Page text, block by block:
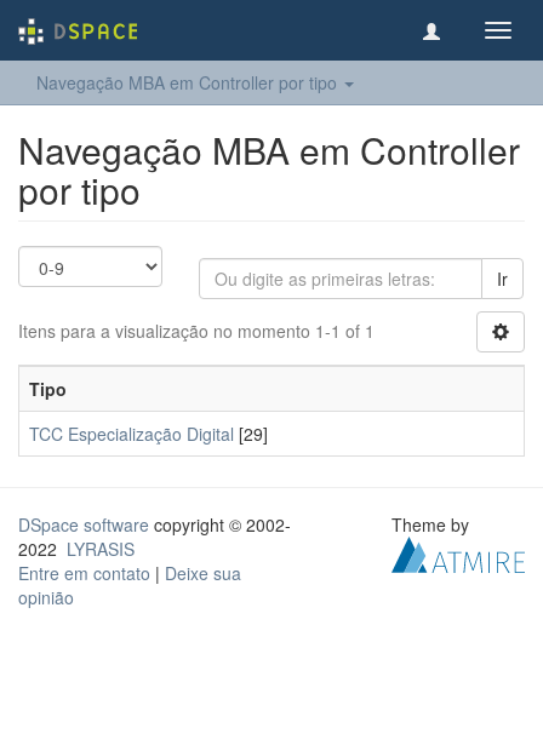
Navegação MBA em Controller por tipo
Navegação MBA em Controller
por tipo
Ir
Itens para a visualização no momento 1-1 of 1
Tipo
TCC Especialização Digital [29]
DSpace software copyright © 2002-
2022 LYRASIS
Entre em contato | Deixe sua
opinião
Theme by